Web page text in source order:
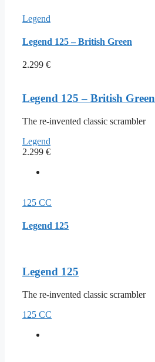
Legend
Legend 125 – British Green
2.299 €
Legend 125 – British Green
The re-invented classic scrambler
Legend
2.299 €
125 CC
Legend 125
Legend 125
The re-invented classic scrambler
125 CC